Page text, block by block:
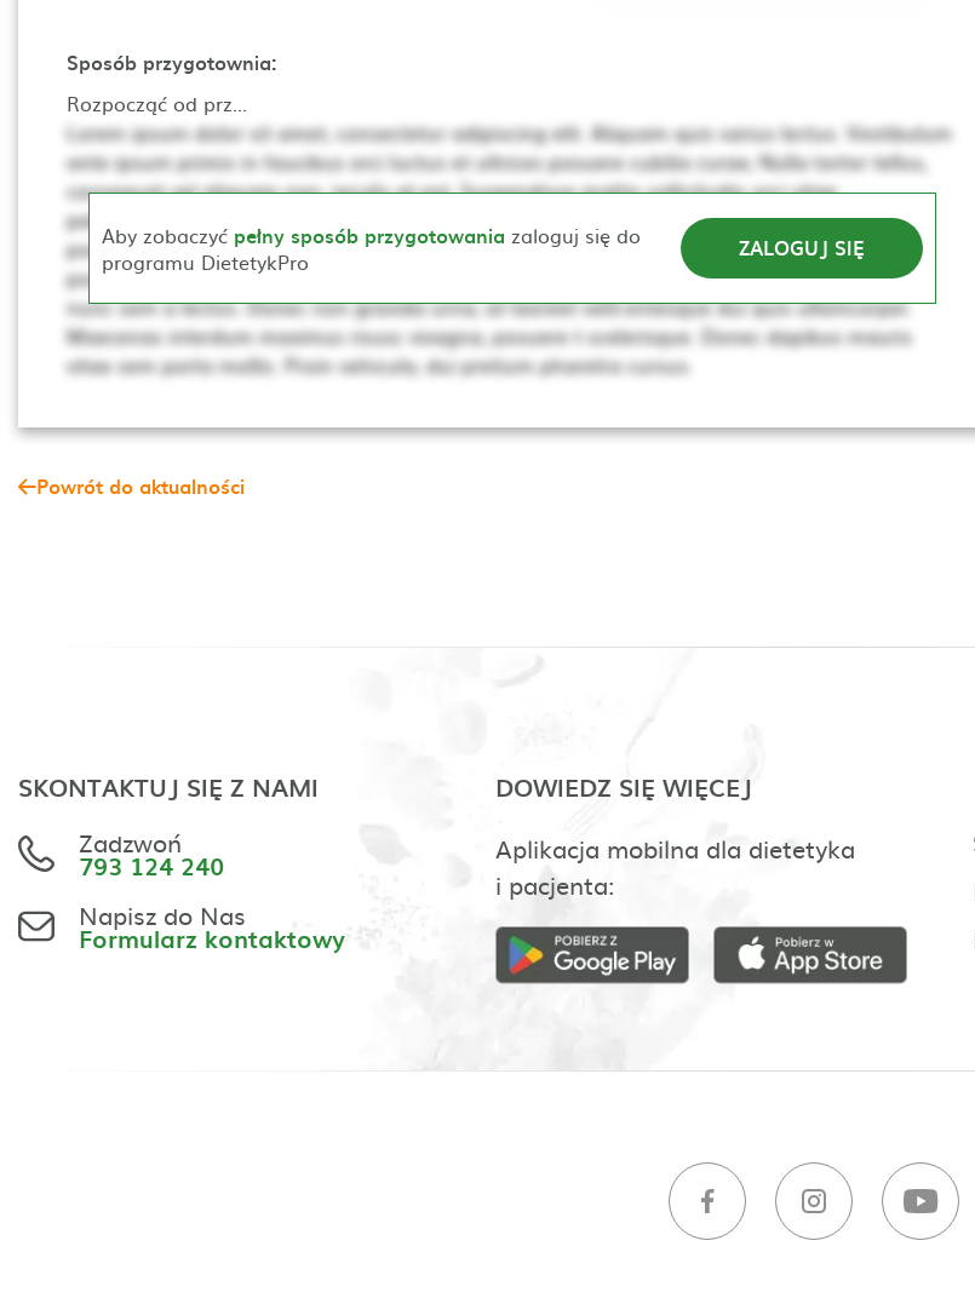
Sposób przygotownia:
Rozpocząć od prz...
Lorem ipsum dolor sit amet, consectetur adipiscing elit. Aliquam quis varius lectus. Vestibulum
ante ipsum primis in faucibus orci luctus et ultrices posuere cubilia curae; Nulla tortor tellus,
consequat vel aliquam non, iaculis at est. Suspendisse mattis sollicitudin orci vitae
pellentesque. Ut non neque a mi consequat posuere. Nulla elementum, ante sed tincidunt
porta, lectus dui rhoncus magna, at posuere t scelerisque. Donec dapibus mauris vitae sem
porta mollis. Proin vehicula, dui pretium pharetra cursus, dui lacus ultricies tellus, ac viverra
nunc sem a lectus. Donec non gravida urna, at laoreet velit.entesque dui quis ullamcorper.
Maecenas interdum maximus risusc vivagna, posuere t scelerisque. Donec dapibus mauris
vitae sem porta mollis. Proin vehicula, dui pretium pharetra cursus.
Aby zobaczyć pełny sposób przygotowania zaloguj się do
programu DietetykPro
ZALOGUJ SIĘ
Powrót do aktualności
SKONTAKTUJ SIĘ Z NAMI
Zadzwoń
793 124 240
Napisz do Nas
Formularz kontaktowy
DOWIEDZ SIĘ WIĘCEJ
Aplikacja mobilna dla dietetyka
i pacjenta: